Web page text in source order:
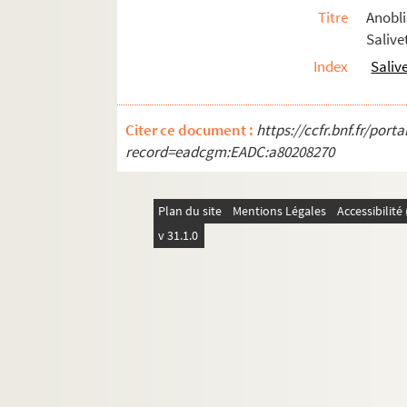
Ms Chiflet 61. « Rudimenta practica
Ms Chiflet 62. « Volume contenant
Ms Chiflet 63. « Police militaire, ou
Ms Chiflet 65. « Pièces historiques
Ms Chiflet 66. « Pièces historiques
Ms Chiflet 68. « Pièces historiques
Ms Chiflet 69. Supplément aux recueils
Titre
Index
Citer ce document : https://ccfr.bnf.fr/
record=eadcgm:EADC:a80208270
Plan du site Mentions Légales
v 31.1.0